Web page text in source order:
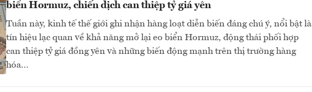
biển Hormuz, chiến dịch can thiệp tỷ giá yên
Tuần này, kinh tế thế giới ghi nhận hàng loạt diễn biến đáng chú ý, nổi bật là
tín hiệu lạc quan về khả năng mở lại eo biển Hormuz, động thái phối hợp
can thiệp tỷ giá đồng yên và những biến động mạnh trên thị trường hàng
hóa...